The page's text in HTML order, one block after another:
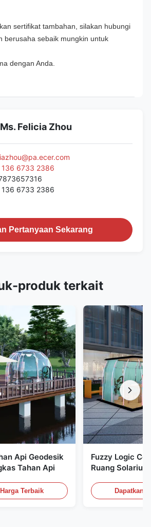
sertifikat tambahan, silakan hubungi
berusaha sebaik mungkin untuk
dengan Anda.
Ms. Felicia Zhou
6733 2386
6733 2386
Pertanyaan Sekarang
produk terkait
Api Geodesik
Tahan Api
Terbaik
Fuzzy Logic
Ruang
Laut
Dapatkan